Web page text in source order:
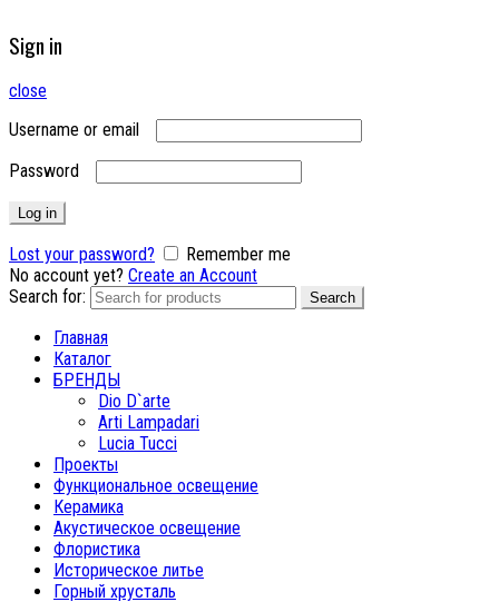
Sign in
close
Username or email
Password
Log in
Lost your password?
Remember me
No account yet? Create an Account
Search for:
Search
Главная
Каталог
БРЕНДЫ
Dio D`arte
Arti Lampadari
Lucia Tucci
Проекты
Функциональное освещение
Керамика
Акустическое освещение
Флористика
Историческое литье
Горный хрусталь